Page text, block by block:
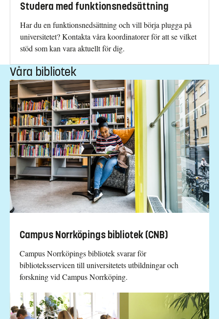
Studera med funktionsnedsättning
Har du en funktionsnedsättning och vill börja plugga på
universitetet? Kontakta våra koordinatorer för att se vilket
stöd som kan vara aktuellt för dig.
Våra bibliotek
Campus Norrköpings bibliotek (CNB)
Campus Norrköpings bibliotek svarar för
biblioteksservicen till universitetets utbildningar och
forskning vid Campus Norrköping.